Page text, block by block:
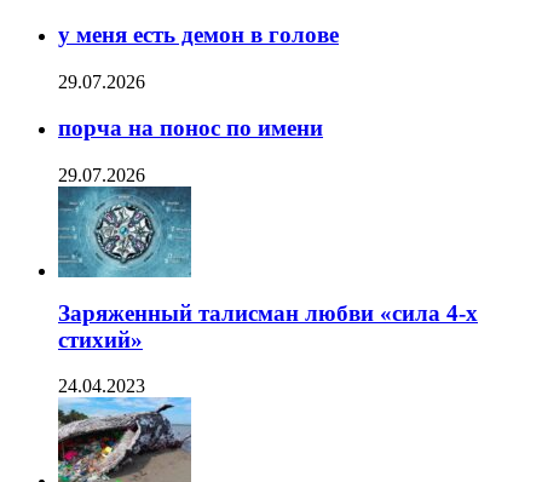
у меня есть демон в голове
29.07.2026
порча на понос по имени
29.07.2026
Заряженный талисман любви «сила 4-х
стихий»
24.04.2023